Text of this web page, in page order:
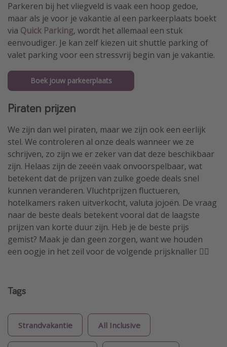
Parkeren bij het vliegveld is vaak een hoop gedoe,
maar als je voor je vakantie al een parkeerplaats boekt
via Quick Parking, wordt het allemaal een stuk
eenvoudiger. Je kan zelf kiezen uit shuttle parking of
valet parking voor een stressvrij begin van je vakantie.
Boek jouw parkeerplaats
Piraten prijzen
We zijn dan wel piraten, maar we zijn ook een eerlijk
stel. We controleren al onze deals wanneer we ze
schrijven, zo zijn we er zeker van dat deze beschikbaar
zijn. Helaas zijn de zeeën vaak onvoorspelbaar, wat
betekent dat de prijzen van zulke goede deals snel
kunnen veranderen. Vluchtprijzen fluctueren,
hotelkamers raken uitverkocht, valuta jojoën. De vraag
naar de beste deals betekent vooral dat de laagste
prijzen van korte duur zijn. Heb je de beste prijs
gemist? Maak je dan geen zorgen, want we houden
een oogje in het zeil voor de volgende prijsknaller 🏴‍☠️
Tags
Strandvakantie All Inclusive